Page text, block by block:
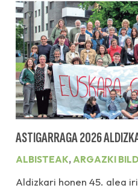
ASTIGARRAGA 2026
ALBISTEAK,ARGAZKI
Aldizkari honen 45. alea